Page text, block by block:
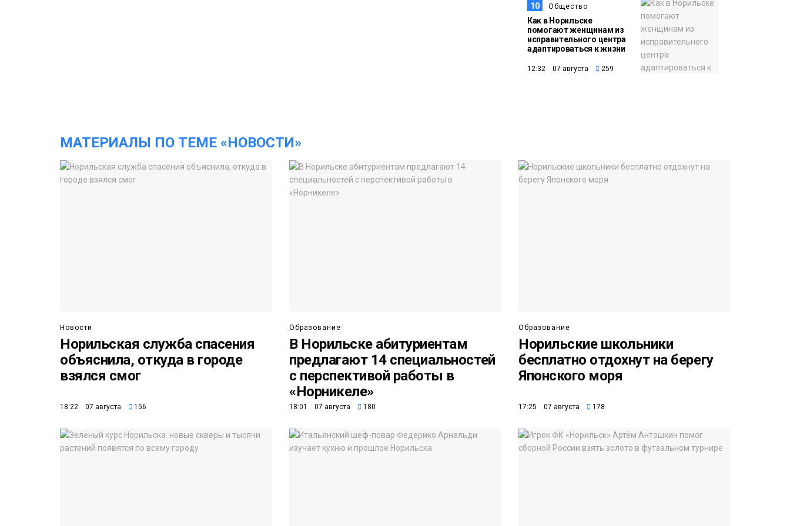
10 Общество
Как в Норильске
помогают женщинам из
исправительного центра
адаптироваться к жизни
12:32 07 августа 259
МАТЕРИАЛЫ ПО ТЕМЕ «НОВОСТИ»
Новости
Норильская служба спасения
объяснила, откуда в городе
взялся смог
18:22 07 августа 156
Образование
В Норильске абитуриентам
предлагают 14 специальностей
с перспективой работы в
«Норникеле»
18:01 07 августа 180
Образование
Норильские школьники
бесплатно отдохнут на берегу
Японского моря
17:25 07 августа 178